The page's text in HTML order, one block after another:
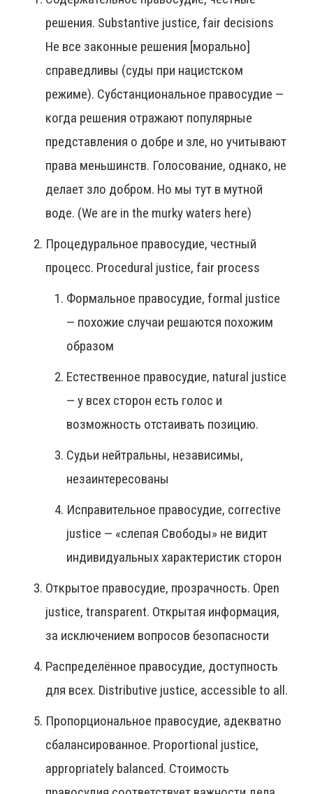
решения. Substantive justice, fair decisions
Не все законные решения [морально]
справедливы (суды при нацистском
режиме). Субстанциональное правосудие —
когда решения отражают популярные
представления о добре и зле, но учитывают
права меньшинств. Голосование, однако, не
делает зло добром. Но мы тут в мутной
воде. (We are in the murky waters here)
Процедуральное правосудие, честный
процесс. Procedural justice, fair process
Формальное правосудие, formal justice
— похожие случаи решаются похожим
образом
Естественное правосудие, natural justice
— у всех сторон есть голос и
возможность отстаивать позицию.
Судьи нейтральны, независимы,
незаинтересованы
Исправительное правосудие, corrective
justice — «слепая Свободы» не видит
индивидуальных характеристик сторон
Открытое правосудие, прозрачность. Open
justice, transparent. Открытая информация,
за исключением вопросов безопасности
Распределённое правосудие, доступность
для всех. Distributive justice, accessible to all.
Пропорциональное правосудие, адекватно
сбалансированное. Proportional justice,
appropriately balanced. Стоимость